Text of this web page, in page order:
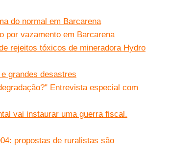
do normal em Barcarena
por vazamento em Barcarena
rejeitos tóxicos de mineradora Hydro
grandes desastres
Entrevista especial com
vai instaurar uma guerra fiscal.
propostas de ruralistas são